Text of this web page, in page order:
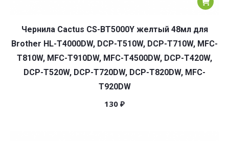
Чернила Cactus CS-BT5000Y желтый 48мл для
Brother HL-T4000DW, DCP-T510W, DCP-T710W, MFC-
T810W, MFC-T910DW, MFC-T4500DW, DCP-T420W,
DCP-T520W, DCP-T720DW, DCP-T820DW, MFC-
T920DW
130 ₽